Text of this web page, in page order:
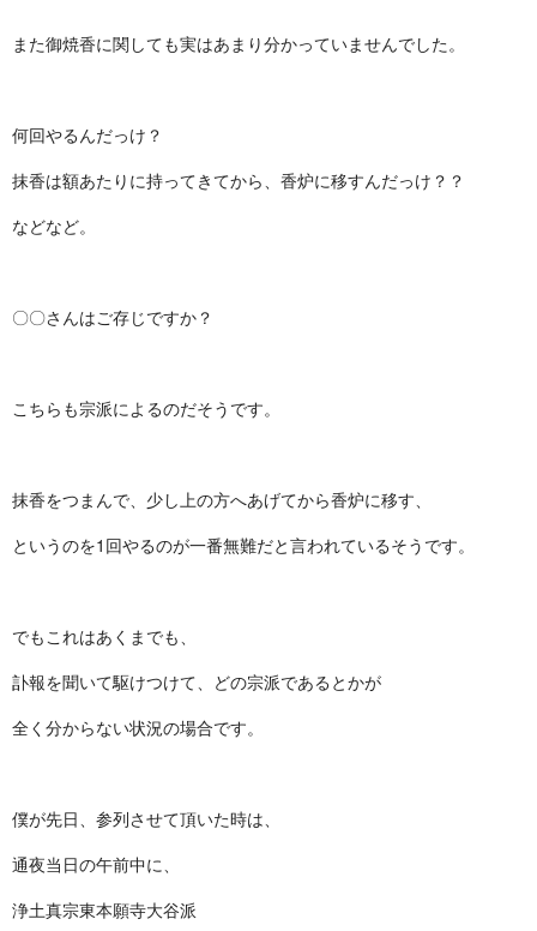
また御焼香に関しても実はあまり分かっていませんでした。
何回やるんだっけ？
抹香は額あたりに持ってきてから、香炉に移すんだっけ？？
などなど。
〇〇さんはご存じですか？
こちらも宗派によるのだそうです。
抹香をつまんで、少し上の方へあげてから香炉に移す、
というのを1回やるのが一番無難だと言われているそうです。
でもこれはあくまでも、
訃報を聞いて駆けつけて、どの宗派であるとかが
全く分からない状況の場合です。
僕が先日、参列させて頂いた時は、
通夜当日の午前中に、
浄土真宗東本願寺大谷派